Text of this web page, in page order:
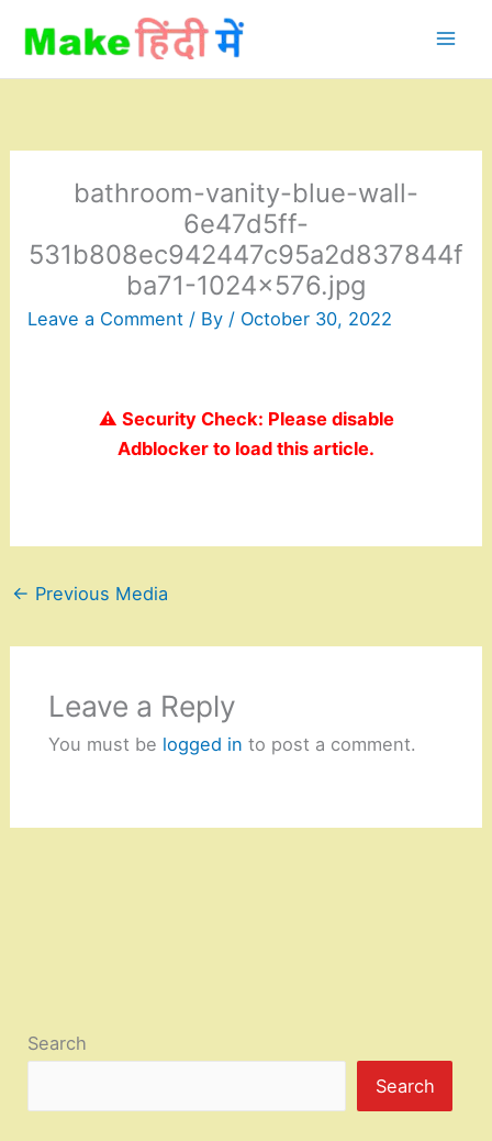
content
bathroom-vanity-blue-wall-
6e47d5ff-
531b808ec942447c95a2d837844f
ba71-1024×576.jpg
Leave a Comment / By / October 30, 2022
⚠️ Security Check: Please disable
Adblocker to load this article.
← Previous Media
Leave a Reply
You must be logged in to post a comment.
Search
Search